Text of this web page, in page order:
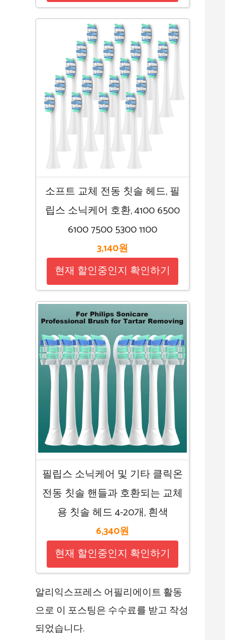
소프트 교체 전동 칫솔 헤드, 필
립스 소닉케어 호환, 4100 6500
6100 7500 5300 1100
3,140원
현재 할인중인지 확인하기
필립스 소닉케어 및 기타 클릭온
전동 칫솔 핸들과 호환되는 교체
용 칫솔 헤드 4-20개, 흰색
6,340원
현재 할인중인지 확인하기
알리익스프레스 어필리에이트 활동
으로 이 포스팅은 수수료를 받고 작성
되었습니다.